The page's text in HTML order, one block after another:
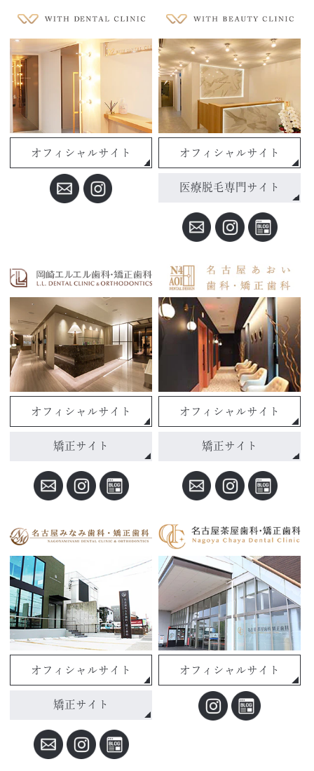
オフィシャルサイト オフィシャルサイト
医療脱毛専門サイト
オフィシャルサイト
矯正サイト
オフィシャルサイト
矯正サイト
オフィシャルサイト
矯正サイト
オフィシャルサイト